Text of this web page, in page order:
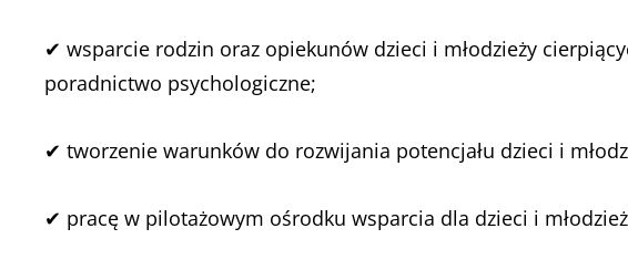
✔ wsparcie rodzin oraz opiekunów dzieci i młodzieży
poradnictwo psychologiczne;
✔ tworzenie warunków do rozwijania potencjału dzieci i
✔ pracę w pilotażowym ośrodku wsparcia dla dzieci i